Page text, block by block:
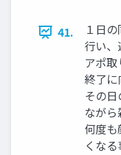
41.
１日
行い、
アポ
終了に
その
ながら
何度
くな